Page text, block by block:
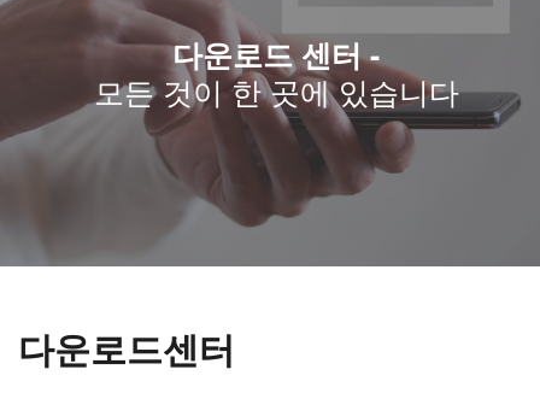
다운로드 센터 -
모든 것이 한 곳에 있습니다
다운로드센터